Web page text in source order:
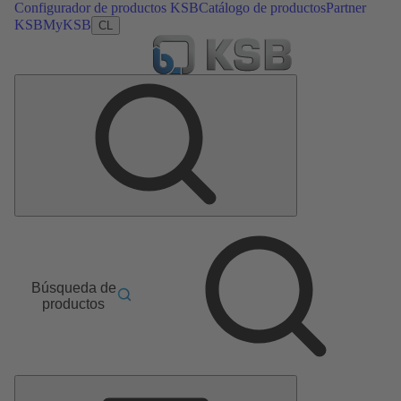
Configurador de productos KSBCatálogo de productosPartner
KSBMyKSB CL
Búsqueda de
productos